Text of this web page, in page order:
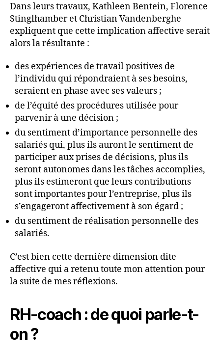
Dans leurs travaux, Kathleen Bentein, Florence
Stinglhamber et Christian Vandenberghe
expliquent que cette implication affective serait
alors la résultante :
des expériences de travail positives de
l’individu qui répondraient à ses besoins,
seraient en phase avec ses valeurs ;
de l’équité des procédures utilisée pour
parvenir à une décision ;
du sentiment d’importance personnelle des
salariés qui, plus ils auront le sentiment de
participer aux prises de décisions, plus ils
seront autonomes dans les tâches accomplies,
plus ils estimeront que leurs contributions
sont importantes pour l’entreprise, plus ils
s’engageront affectivement à son égard ;
du sentiment de réalisation personnelle des
salariés.
C’est bien cette dernière dimension dite
affective qui a retenu toute mon attention pour
la suite de mes réflexions.
RH-coach : de quoi parle-t-
on ?